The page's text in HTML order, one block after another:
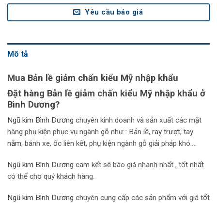
Yêu cầu báo giá
Mô tả
Mua Bản lề giảm chấn kiểu Mỹ nhập khẩu
Đặt hàng Bản lề giảm chấn kiểu Mỹ nhập khẩu ở
Bình Dương?
Ngũ kim Bình Dương chuyên kinh doanh và sản xuất các mặt
hàng phụ kiện phục vụ ngành gỗ như : Bản lề, ray trượt, tay
nắm, bánh xe, ốc liên kết, phụ kiện ngành gỗ giải pháp khó….
Ngũ kim Bình Dương cam kết sẽ báo giá nhanh nhất , tốt nhất
có thể cho quý khách hàng.
Ngũ kim Bình Dương chuyên cung cấp các sản phẩm với giá tốt